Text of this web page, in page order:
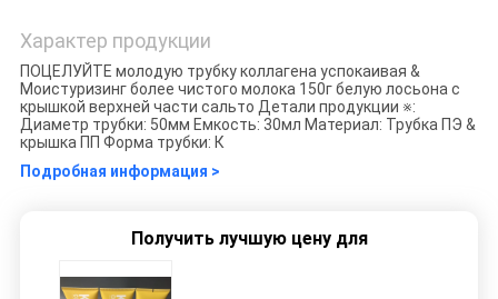
Характер продукции
ПОЦЕЛУЙТЕ молодую трубку коллагена успокаивая &
Моистуризинг более чистого молока 150г белую лосьона с
крышкой верхней части сальто Детали продукции ※:
Диаметр трубки: 50мм Емкость: 30мл Материал: Трубка ПЭ &
крышка ПП Форма трубки: К
Подробная информация >
Получить лучшую цену для